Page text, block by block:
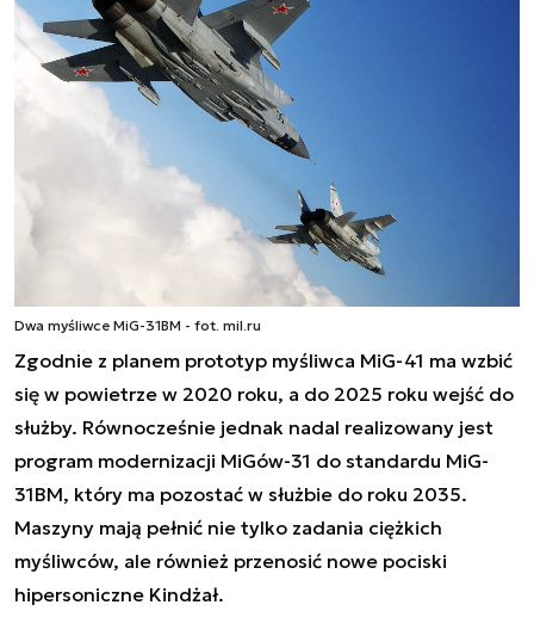
Dwa myśliwce MiG-31BM - fot. mil.ru
Zgodnie z planem prototyp myśliwca MiG-41 ma wzbić
się w powietrze w 2020 roku, a do 2025 roku wejść do
służby. Równocześnie jednak nadal realizowany jest
program modernizacji MiGów-31 do standardu MiG-
31BM, który ma pozostać w służbie do roku 2035.
Maszyny mają pełnić nie tylko zadania ciężkich
myśliwców, ale również przenosić nowe pociski
hipersoniczne Kindżał.